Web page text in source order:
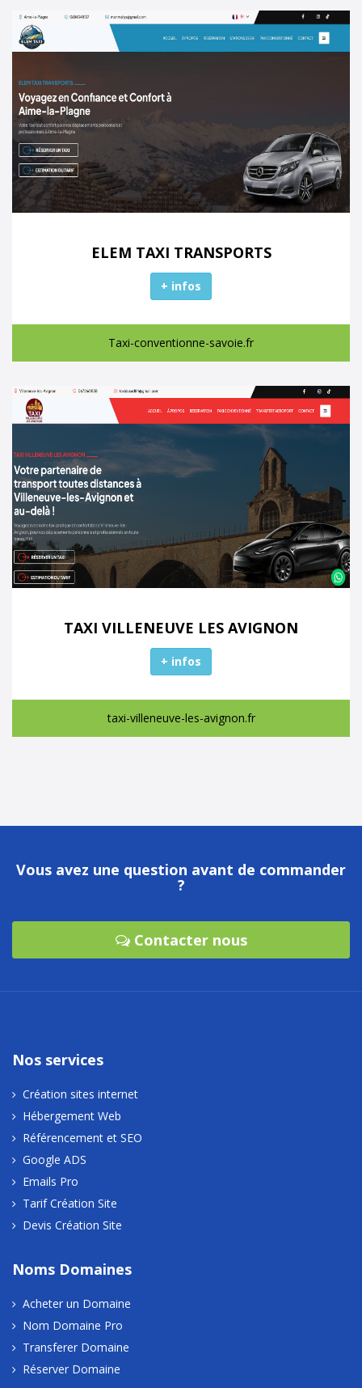
ELEM TAXI TRANSPORTS
+ infos
Taxi-conventionne-savoie.fr
TAXI VILLENEUVE LES AVIGNON
+ infos
taxi-villeneuve-les-avignon.fr
Vous avez une question avant de commander
?
Contacter nous
Nos services
Création sites internet
Hébergement Web
Référencement et SEO
Google ADS
Emails Pro
Tarif Création Site
Devis Création Site
Noms Domaines
Acheter un Domaine
Nom Domaine Pro
Transferer Domaine
Réserver Domaine